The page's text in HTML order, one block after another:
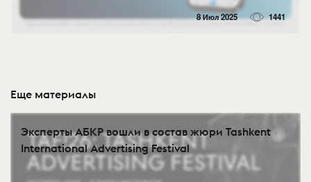
8 Июл 2025 1441
Еще материалы
Эксперты АБКР вошли в состав жюри Tashkent
International Advertising Festival